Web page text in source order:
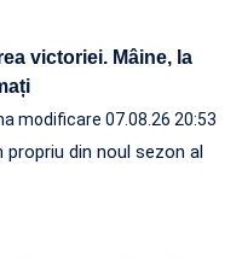
victoriei. Mâine, la
modificare 07.08.26 20:53
propriu din noul sezon al